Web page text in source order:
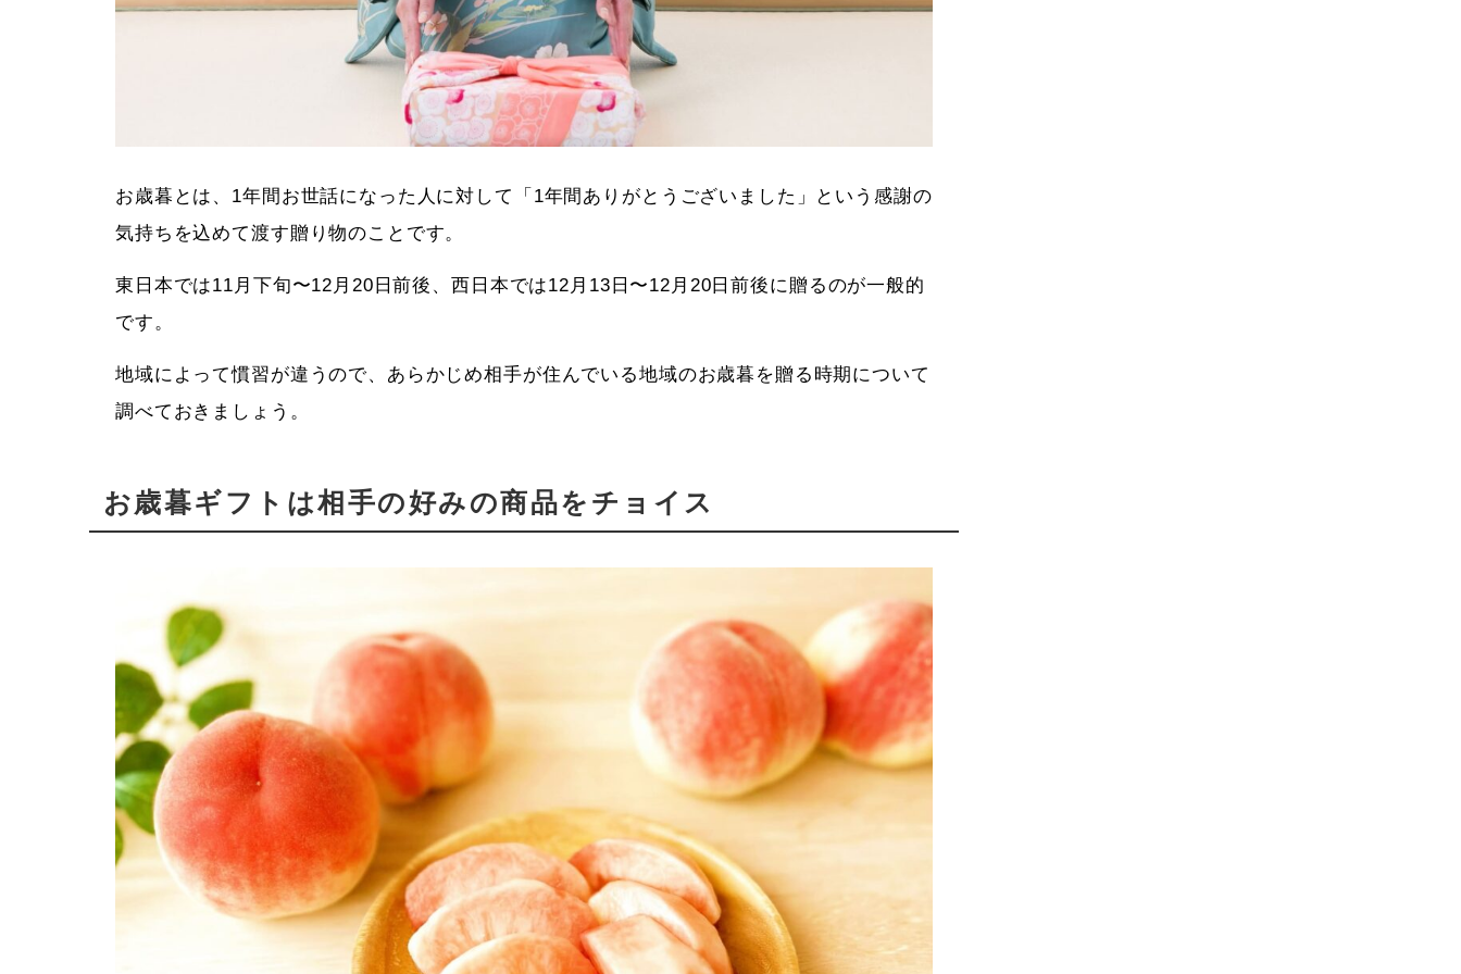
お歳暮とは、1年間お世話になった人に対して「1年間ありがとうございました」という感謝の
気持ちを込めて渡す贈り物のことです。
東日本では11月下旬〜12月20日前後、西日本では12月13日〜12月20日前後に贈るのが一般的
です。
地域によって慣習が違うので、あらかじめ相手が住んでいる地域のお歳暮を贈る時期について
調べておきましょう。
お歳暮ギフトは相手の好みの商品をチョイス